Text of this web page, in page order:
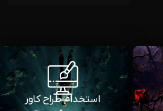
استخدام طراح کاور